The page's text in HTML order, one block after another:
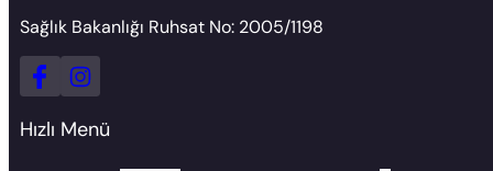
Sağlık Bakanlığı Ruhsat No: 2005/1198
Hızlı Menü